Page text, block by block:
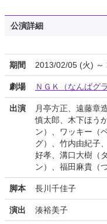
公演詳細
期間 2013/02/05 (火) ～
劇場 ＮＧＫ（なんばグ
出演
月亭方正、遠藤章
慎太郎、木下ほう
ン）、ワッキー（
グ）、竹内由紀子
好孝、溝口大樹（
ン）、福田麻貴（
脚本 長川千佳子
演出 湊裕美子